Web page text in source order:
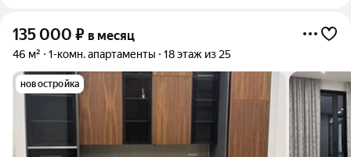
135 000 ₽ в месяц
46 м² 1-комн. апартаменты 18 этаж из 25
новостройка